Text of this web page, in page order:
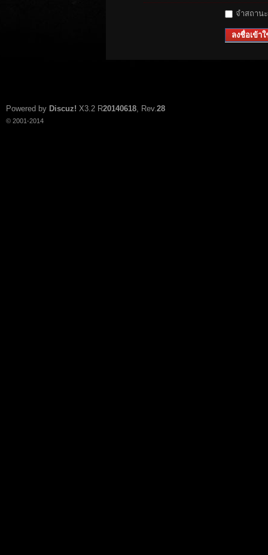
จำสถาน
ลงชื่อเข้าใ
Powered by Discuz! X3.2 R20140618, Rev.28
© 2001-2014